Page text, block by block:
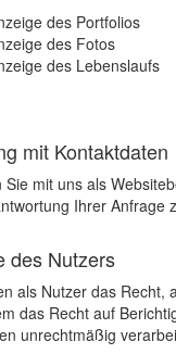
des Portfolios
des Fotos
des Lebenslaufs
mit Kontaktdaten
Sie mit uns als
Ihrer Anfrage
des Nutzers
als Nutzer das Recht,
das Recht auf
unrechtmäßig